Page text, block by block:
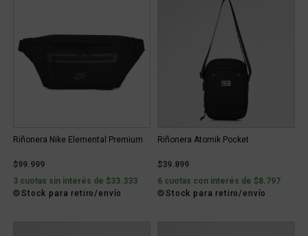
Riñonera Nike Elemental Premium
$99.999
3 cuotas sin interés de $33.333
Stock para retiro/envío
Riñonera Atomik Pocket
$39.899
6 cuotas con interés de $8.797
Stock para retiro/envío